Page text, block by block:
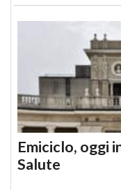
Emiciclo, oggi
Salute